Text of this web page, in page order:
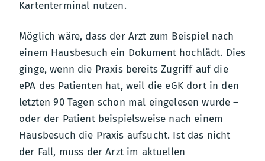
Kartenterminal nutzen.
Möglich wäre, dass der Arzt zum Beispiel nach
einem Hausbesuch ein Dokument hochlädt. Dies
ginge, wenn die Praxis bereits Zugriff auf die
ePA des Patienten hat, weil die eGK dort in den
letzten 90 Tagen schon mal eingelesen wurde –
oder der Patient beispielsweise nach einem
Hausbesuch die Praxis aufsucht. Ist das nicht
der Fall, muss der Arzt im aktuellen